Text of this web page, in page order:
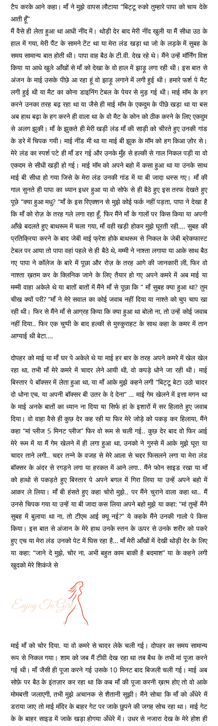
टैप करके आने कहा। माँ ने मुझे वापस लौटाया “बिट्टू रुको तुम्हारे पापा को चाय देके
आती हूँ”
मैं वैसे ही लेता हुआ था आधी नींद में। थोड़ी देर बाद मेरी नींद खुली या मैं सीधा उठ के
हाल में गया, मेरी पैंट के सामने टेंट था या मेरा लंड खड़ा था जो के लड़के में सुबह के
समय सामान्य बात होती थी। पापा वाह बैठ के टी.वी. देख रहे थे। मैंने उन्हें मॉर्निंग विश
किया या आधे खुले आँखों से माँ को देखा के वो हाल में झाड़ू लगा रही थी। इस बात से
अंजन के माई उसके पीछे आ रहा हूं वो झाड़ू लगाने में लगी हुई थी। हमारे फर्श पे मैट
लगी हुई थी या मैट का कोना डाइनिंग टेबल के पेयर से मुड़ गई थी। माई मॉम के हग
करने उनका तरह बढ़ रहा था या जैसे ही माई मॉम के एकदुम के पीछे खड़ा था या बस
अब हाथ बढ़ा के हग करने ही वाला था के वो मैट के कोन को ठीक करने के लिए एकदुम
से अलग झुकी। माँ के झुकते ही मेरी खड़ी लंड माँ की साड़ी को चीरते हुए उनकी गांड
के डरे में चिपक गयी। माई नींड मी था या माई बी झुक के मॉम को हग किआ ज़ोर से।
मेरे लंड का स्पर्श पटे ही माँ डर गई और उनके मुँह से हल्की से गाल निकल पड़ी या वो
एकदम से सीधी खड़ी हो गई। माई मॉम को अपने बहो में कसा हुआ था या उनके साथ
माई बी सीधा हो गया जिसे के मेरा लंड उनकी गांड में या बी जादा धस्स गए। माँ की
गाल सुनते ही पापा का ध्यान इधर हुआ या वो सोफे से ही बैठे हुए इस तरफ देखते हुए
पूछे “क्या हुआ मधु? “माँ के इस रिएक्शन से मुझे कोई फर्क नहीं पड़ता, पापा ने देखा है
कि माँ को रोज़ के तरह गले लगा रहा हूँ, फिर मैंने माँ के गालों पर किस किया या अपनी
आँखे बदलते हुए बाथरूम में चला गया, माँ वही खड़ी होकर मुझे घूरती रही…. सुबह की
प्रतिक्रिया करने के बाद जेबी माई फ्रेश होके बाथरूम से निकल के जेबी ब्रेकफास्ट
टेबल पर आया तो पापा वहां पहले से ही बैठे थे, मम्मी ने नाश्ता लगाया या आके साथ बैठ
गए पापा ने कॉलेज के बारे में पूछा और रोज़ के तरह आगे की जानकारी ली, फिर वो
नाश्ता ख़तम कर के क्लिनिक जाने के लिए तैयार हो गए अपने कमरे में अब माई या
मम्मी वाहा अकेले थे या बातों बातों में मैंने माँ से पूछा कि ” माँ सुबह क्या हुआ था? तुम
चीख क्यों परी? “माँ ने मेरे सवाल का कोई जवाब नहीं दिया या नाश्ते को चुप चाप खा
रही थी। फिर से मैंने माँ से आग्रह किया कि क्या हुआ था बोलो ना, तो उन्हें कोई जवाब
नहीं दिया.. फिर एक चुप्पी के बाद हल्की से मुस्कुराहट के साथ कहा के कमर में तान
आग्याई थी बेटा….
दोपहर को माई या माँ घर पे अकेले थे या माई हर बार के तरह अपने कमरे में खेल खेल
रहा था, तभी माँ मेरे कमरे में चादर लेने आयी थी, वो कपड़े धोने जा रही थी। माई
बिस्तार पे बॉक्सर में लेता हुआ था, या माँ आके मुझे कहने लगी “बिट्टू बेटा उठो चादर
दो धोना एच, या अपनी बॉक्सर बी उतर के दे देना” … माई गेम खेलने में इत्ता मगन था
के माई अनके बातों का ध्यान ना दिया या सिर्फ हां के इशारों में सर हिलाते हुए जवाब
दिया। वो वाहा वैसे ही कुछ देर कह रही या फिर मेरे जोड़े को पकड़ कर हिलाया, मैंने
कहा “मां प्लीज 5 मिनट प्लीज” फिर वो रूम से चली गई.. कुछ देर बाद वो फिर आई
मेरे रूम में या मैं गेम खेलने में ही लगा हुआ था, उनको ने गुस्से में आके मुझे घूरा या
चादर ताने लगी.. चद्दर तन्ने के वजह से मेरे आला से चद्दर फिसलने लगा या मेरा लंड
बॉक्सर के अंदर से रगड़ने लगा या हरकत में आने लगा.. मैंने फोन साइड रखा या माँ
को हाथो से पकड़ते हुए बिस्तार पे अपने बगल में गिरा लिया या उन्हें अपने बहो में
आकर ले लिया। माँ बी हंसते हुए कहा चोरो मुझे.. पर मैंने चुराने वाला कहा था.. मैं
उनसे चिपक गया या उन्हें या बी जादा कस लिया अपने बहो मुझे या कहा: “मां तुम्हें मैंने
सुबह में बुलाया था ना, तो टीएम आई क्यू नई?” ये कहके मैंने उनकी गालो पे किस
किया। इस बात से अंजान के मेरे हाथ उनके स्तन के ऊपर से उनके शरीर को पकरे
हुए एच या मेरा लंड उनको पेट में घिस रहा है… माँ मेरी आँखों में देखी थोड़ी देर के लिए
या कहा: “जाने दे मुझे, चोर ना, अभी बहुत काम बाकी है बदमाश” या के कहने लगी
खुदको मेरे शिकंजे से
माई माँ को चोर दिया. या वो कमरे से चादर लेके चली गई। दोपहर का समय सामान्य
रूप से निकल गया। शाम को जब मैं टीवी देख रहा था तब बैथ के तभी मां पूजा करने
गई थी। माँ जैसी ही पूजा करने गई उसके 10 मिनट बाद बिजली चली गई। माई अब
सोफ़े पर बैठ के इंतज़ार कर रहा था कि कब माँ की पूजा करनी ख़त्म होए तो वो आके
मोमबत्ती जलाएगी, तभी मुझे अचानक से शैतानी सूझी। मैंने सोचा कि माँ को अँधेरे में
डराया जाए तो माई मंदिर के बाहर गेट पर जाके छुपने की जगह सोच रहा था। माई गेट
के के बाहर साइड में जाके खड़ा होगया अँधेरे में। उधर से नजारा देख के मेरे होश ही